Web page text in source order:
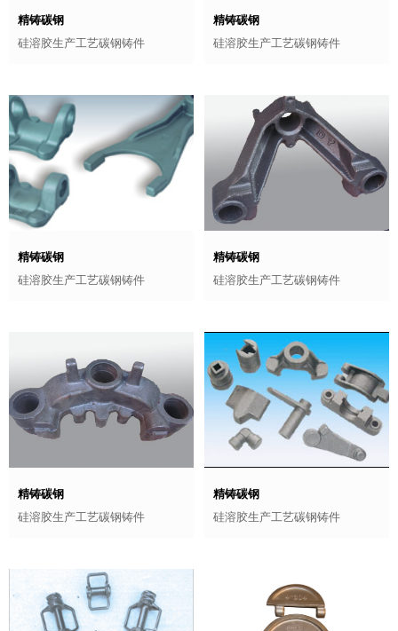
精铸碳钢
硅溶胶生产工艺碳钢铸件
精铸碳钢
硅溶胶生产工艺碳钢铸件
精铸碳钢
硅溶胶生产工艺碳钢铸件
精铸碳钢
硅溶胶生产工艺碳钢铸件
精铸碳钢
硅溶胶生产工艺碳钢铸件
精铸碳钢
硅溶胶生产工艺碳钢铸件